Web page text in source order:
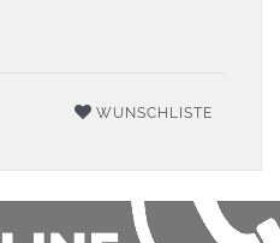
WUNSCHLISTE